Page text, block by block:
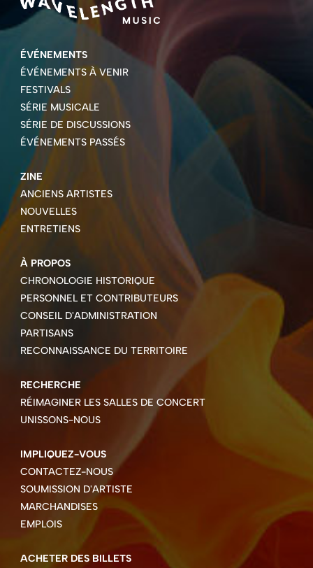
ÉVÉNEMENTS
ÉVÉNEMENTS À VENIR
FESTIVALS
SÉRIE MUSICALE
SÉRIE DE DISCUSSIONS
ÉVÉNEMENTS PASSÉS
ZINE
ANCIENS ARTISTES
NOUVELLES
ENTRETIENS
À PROPOS
CHRONOLOGIE HISTORIQUE
PERSONNEL ET CONTRIBUTEURS
CONSEIL D'ADMINISTRATION
PARTISANS
RECONNAISSANCE DU TERRITOIRE
RECHERCHE
RÉIMAGINER LES SALLES DE CONCERT
UNISSONS-NOUS
IMPLIQUEZ-VOUS
CONTACTEZ-NOUS
SOUMISSION D'ARTISTE
MARCHANDISES
EMPLOIS
ACHETER DES BILLETS